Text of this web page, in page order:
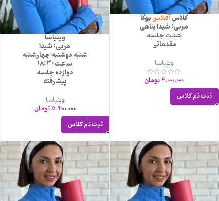
کلاسآفلاینیوگا
مربی: شیدا پناهی
هشت جلسه
مقدماتی
وینیاسا
4.000.000تومان
ثبت نام کلاس
وینیاسا
مربی: شیدا
شنبه دوشنبه چهارشنبه
ساعت 18:30
دوازده جلسه
پیشرفته
وینیاسا
5.400.000تومان
ثبت نام کلاس